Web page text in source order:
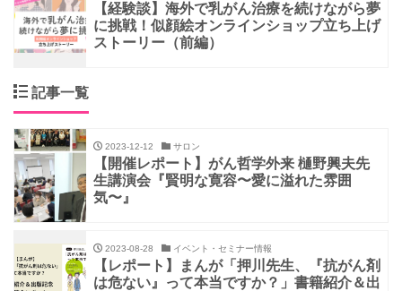
【経験談】海外で乳がん治療を続けながら夢
に挑戦！似顔絵オンラインショップ立ち上げ
ストーリー（前編）
記事一覧
2023-12-12 サロン
【開催レポート】がん哲学外来 樋野興夫先
生講演会『賢明な寛容〜愛に溢れた雰囲
気〜』
2023-08-28 イベント・セミナー情報
【レポート】まんが「押川先生、『抗がん剤
は危ない』って本当ですか？」書籍紹介＆出